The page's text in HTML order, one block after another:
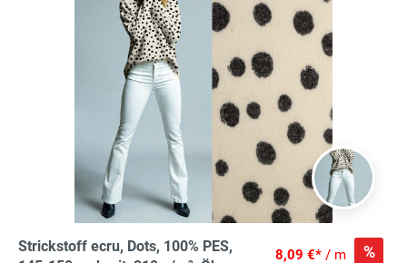
Strickstoff ecru, Dots, 100% PES,
8,09 €* / m %